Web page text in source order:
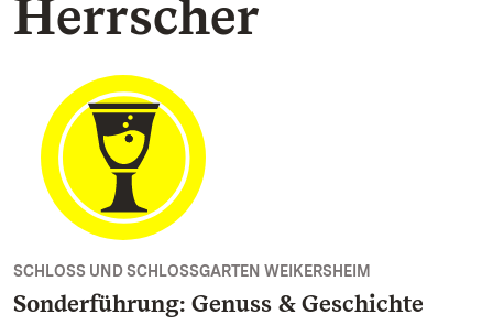
Herrscher
SCHLOSS UND SCHLOSSGARTEN WEIKERSHEIM
Sonderführung: Genuss & Geschichte